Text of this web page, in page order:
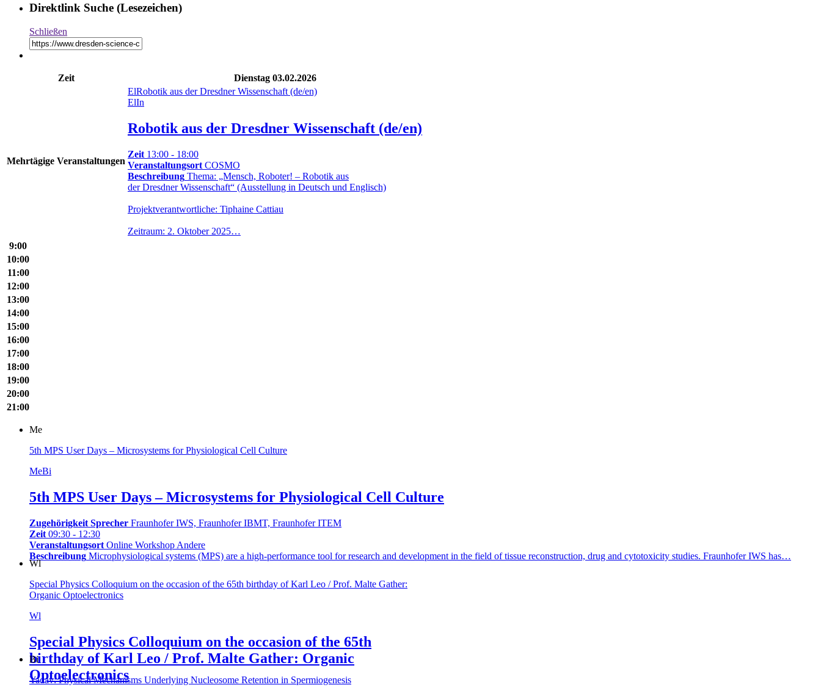
Direktlink Suche (Lesezeichen)
Schließen
Zeit Dienstag 03.02.2026
Mehr­tä­gige Ver­an­stal­tungen
ElRobotik aus der Dresdner Wissenschaft (de/en)
ElIn
Robotik aus der Dresdner Wissenschaft (de/en)
Zeit 13:00 - 18:00
Veranstaltungsort COSMO
Beschreibung Thema: „Mensch, Roboter! – Robotik aus
der Dresdner Wissenschaft“ (Ausstellung in Deutsch und Englisch)
Projektverantwortliche: Tiphaine Cattiau
Zeitraum: 2. Oktober 2025…
9:00
10:00
11:00
12:00
13:00
14:00
15:00
16:00
17:00
18:00
19:00
20:00
21:00
Me
5th MPS User Days – Microsystems for Physiological Cell Culture
MeBi
5th MPS User Days – Microsystems for Physiological Cell Culture
Zugehörigkeit Sprecher Fraunhofer IWS, Fraunhofer IBMT, Fraunhofer ITEM
Zeit 09:30 - 12:30
Veranstaltungsort Online Workshop Andere
Beschreibung Microphysiological systems (MPS) are a high-performance tool for research and development in the field of tissue reconstruction, drug and cytotoxicity studies. Fraunhofer IWS has…
Wl
Special Physics Colloquium on the occasion of the 65th birthday of Karl Leo / Prof. Malte Gather:
Organic Optoelectronics
Wl
Special Physics Colloquium on the occasion of the 65th
birthday of Karl Leo / Prof. Malte Gather: Organic
Optoelectronics
Bi
Yadav: Physical Mechanisms Underlying Nucleosome Retention in Spermiogenesis